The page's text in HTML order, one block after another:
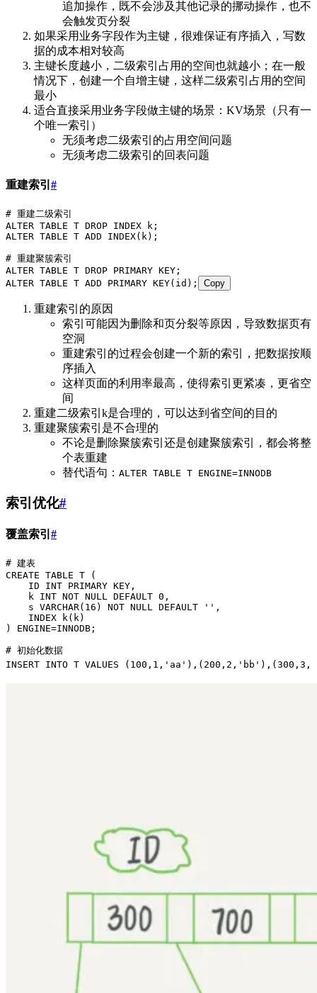
追加操作，既不会涉及其他记录的挪动操作，也不
会触发页分裂
如果采用业务字段作为主键，很难保证有序插入，写数
据的成本相对较高
主键长度越小，二级索引占用的空间也就越小；在一般
情况下，创建一个自增主键，这样二级索引占用的空间
最小
适合直接采用业务字段做主键的场景：KV场景（只有一
个唯一索引）
无须考虑二级索引的占用空间问题
无须考虑二级索引的回表问题
重建索引 #
# 重建二级索引
ALTER TABLE T DROP INDEX k;
ALTER TABLE T ADD INDEX(k);
# 重建聚簇索引
ALTER TABLE T DROP PRIMARY KEY ;
ALTER TABLE T ADD PRIMARY KEY(id); Copy
重建索引的原因
索引可能因为删除和页分裂等原因，导致数据页有
空洞
重建索引的过程会创建一个新的索引，把数据按顺
序插入
这样页面的利用率最高，使得索引更紧凑，更省空
间
重建二级索引k是合理的，可以达到省空间的目的
重建聚簇索引是不合理的
不论是删除聚簇索引还是创建聚簇索引，都会将整
个表重建
替代语句： ALTER TABLE T ENGINE=INNODB
索引优化#
覆盖索引 #
# 建表
CREATE TABLE T (
    ID
INT PRIMARY KEY ,
    k
INT NOT NULL DEFAULT 0 ,
    s
VARCHAR( 16 ) NOT NULL DEFAULT '' ,
    INDEX
k(k)
) ENGINE=INNODB;
# 初始化数据
INSERT INTO T VALUES ( 100 , 1 , ' aa ' ),( 200 , 2 , ' bb ' ),( 300 , 3 ,